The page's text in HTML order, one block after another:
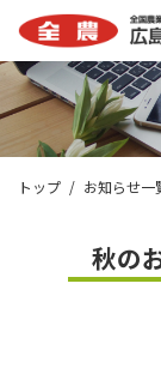
トップ お知らせ一
秋の